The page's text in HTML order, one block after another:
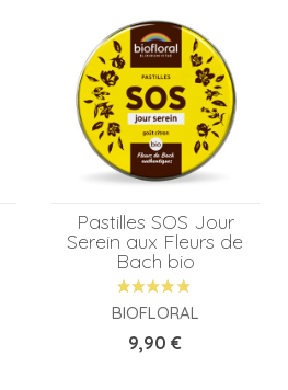
Pastilles SOS Jour
Serein aux Fleurs de
Bach bio
BIOFLORAL
Prix
9,90 €